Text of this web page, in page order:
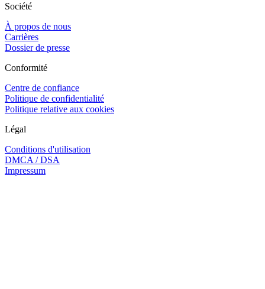
Société
À propos de nous
Carrières
Dossier de presse
Conformité
Centre de confiance
Politique de confidentialité
Politique relative aux cookies
Légal
Conditions d'utilisation
DMCA / DSA
Impressum